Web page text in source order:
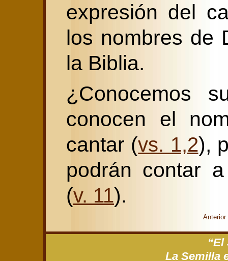
expresión del
los nombres de
la Biblia.
¿Conocemos
conocen el
cantar (vs. 1,2),
podrán contar
(v. 11).
Anterior
“El
La Semilla